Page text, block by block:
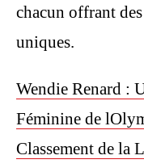
chacun offrant
uniques.
Wendie Renard :
Féminine de
Classement de la